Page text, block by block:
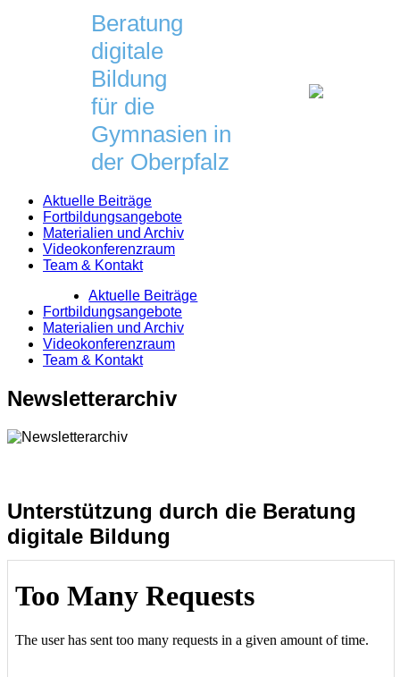
Beratung
digitale
Bildung
für die
Gymnasien in
der Oberpfalz
Aktuelle Beiträge
Fortbildungsangebote
Materialien und Archiv
Videokonferenzraum
Team & Kontakt
Aktuelle Beiträge
Fortbildungsangebote
Materialien und Archiv
Videokonferenzraum
Team & Kontakt
Newsletterarchiv
Unterstützung durch die Beratung
digitale Bildung